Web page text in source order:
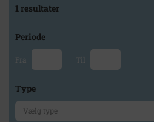
1 resultater
Periode
Fra Til
Type